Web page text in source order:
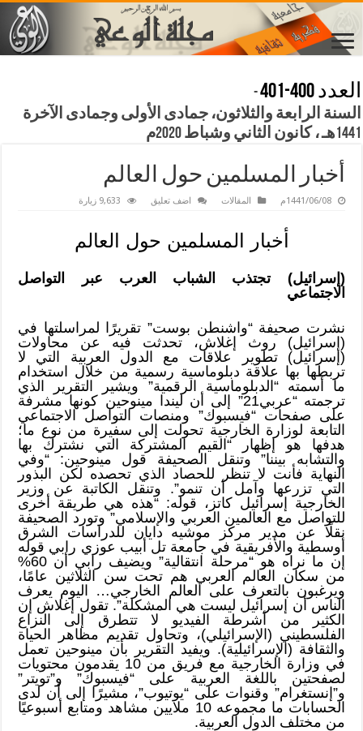
العدد 400-401
-
السنة الرابعة والثلاثون، جمادى الأولى وجمادى الآخرة
1441هـ ، كانون الثاني وشباط 2020م
أخبار المسلمين حول العالم
1441/06/08م المقالات اضف تعليق 9,633 زيارة
أخبار المسلمين حول العالم
(إسرائيل) تجتذب الشباب العرب عبر التواصل
الاجتماعي
نشرت صحيفة “واشنطن بوست” تقريرًا لمراسلتها في
(إسرائيل) روث إغلاش، تحدثت فيه عن محاولات
(إسرائيل) تطوير علاقات مع الدول العربية التي لا
تربطها بها علاقة دبلوماسية رسمية من خلال استخدام
ما أسمته “الدبلوماسية الرقمية” ويشير التقرير الذي
ترجمته “عربي21” إلى أن ليندا مينوحين كونها مشرفة
على صفحات “فيسبوك” ومنصات التواصل الاجتماعي
التابعة لوزارة الخارجية تحولت إلى سفيرة من نوع ما؛
هدفها هو إظهار “القيم المشتركة التي نشترك بها
والتشابه بيننا” وتنقل الصحيفة قول مينوحين: “وفي
النهاية فأنت لا تنظر للحصاد الذي تحصده لكن البذور
التي تزرعها وآمل أن تنمو”. وتنقل الكاتبة عن وزير
الخارجية إسرائيل كاتز، قوله: “هذه هي طريقة أخرى
للتواصل مع العالمين العربي والإسلامي” وتورد الصحيفة
نقلًا عن مدير مركز موشيه دايان للدراسات الشرق
أوسطية والأفريقية في جامعة تل أبيب عوزي رابي قوله
إن ما نراه هو “مرحلة انتقالية” ويضيف رابي أن 60%
من سكان العالم العربي هم تحت سن الثلاثين عامًا،
ويرغبون بالتعرف على العالم الخارجي… اليوم يعرف
الناس أن إسرائيل ليست هي المشكلة”. تقول إغلاش إن
الكثير من أشرطة الفيديو لا تتطرق إلى النزاع
الفلسطيني (الإسرائيلي)، وتحاول تقديم مظاهر الحياة
والثقافة (الإسرائيلية). ويفيد التقرير بأن مينوحين تعمل
في وزارة الخارجية مع فريق من 10 يقدمون محتويات
لصفحتين باللغة العربية على “فيسبوك” و”تويتر”
و”إنستغرام” وقنوات على “يوتيوب”، مشيرًا إلى أن لدى
الحسابات ما مجموعه 10 ملايين مشاهد ومتابع أسبوعيًا
من مختلف الدول العربية.